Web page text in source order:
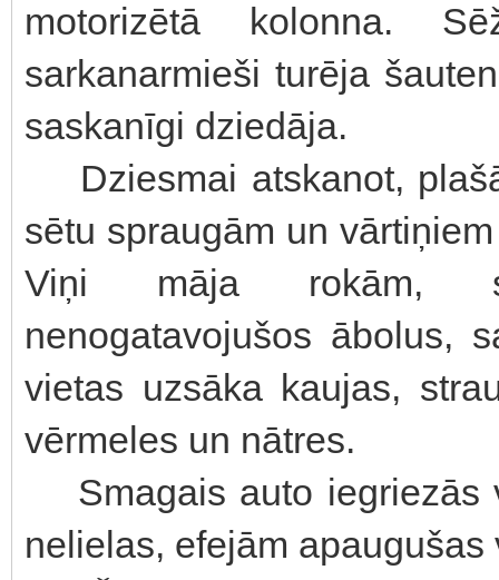
motorizētā kolonna.
sarkanarmieši turēja
saskanīgi dziedāja.
Dziesmai atskanot,
sētu spraugām un
Viņi māja rokām,
nenogatavojušos ābolus,
vietas uzsāka kaujas,
vērmeles un nātres.
Smagais auto iegriezās
nelielas, efejām apaugušas